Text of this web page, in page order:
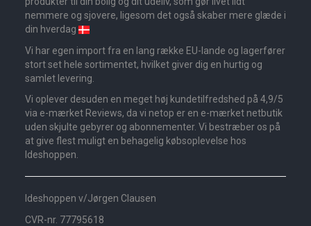
nemmere og sjovere, ligesom det også skaber mere glæde i
din hverdag
Vi har egen import fra en lang række EU-lande og lagerfører
stort set hele sortimentet, hvilket giver dig en hurtig og
samlet levering.
Vi oplever desuden en meget høj kundetilfredshed på 4,9/5
via e-mærket Reviews, da vi netop er en e-mærket netbutik
uden skjulte gebyrer og abonnementer. Vi bestræber os på
at give flest muligt en behagelig købsoplevelse hos
Ideshoppen.
Ideshoppen v/Jørgen Clausen
CVR-nr. 77795618